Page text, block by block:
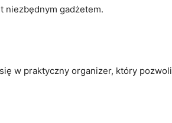
niezbędnym ​gadżetem.
w praktyczny organizer, który pozwoli